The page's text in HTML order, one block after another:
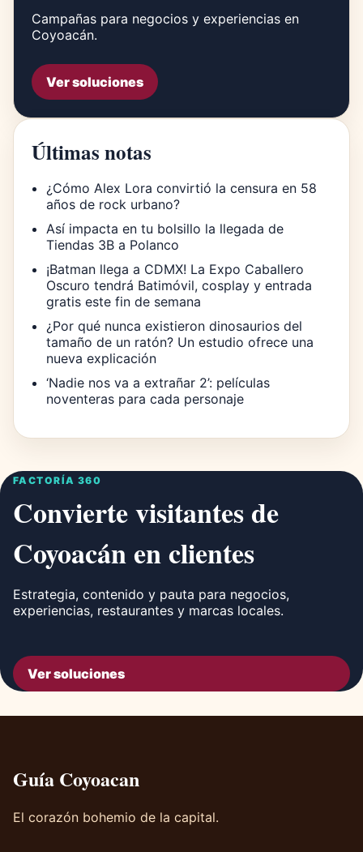
Campañas para negocios y experiencias en
Coyoacán.
Ver soluciones
Últimas notas
¿Cómo Alex Lora convirtió la censura en 58
años de rock urbano?
Así impacta en tu bolsillo la llegada de
Tiendas 3B a Polanco
¡Batman llega a CDMX! La Expo Caballero
Oscuro tendrá Batimóvil, cosplay y entrada
gratis este fin de semana
¿Por qué nunca existieron dinosaurios del
tamaño de un ratón? Un estudio ofrece una
nueva explicación
‘Nadie nos va a extrañar 2’: películas
noventeras para cada personaje
FACTORÍA 360
Convierte visitantes de
Coyoacán en clientes
Estrategia, contenido y pauta para negocios,
experiencias, restaurantes y marcas locales.
Ver soluciones
Guía Coyoacan
El corazón bohemio de la capital.